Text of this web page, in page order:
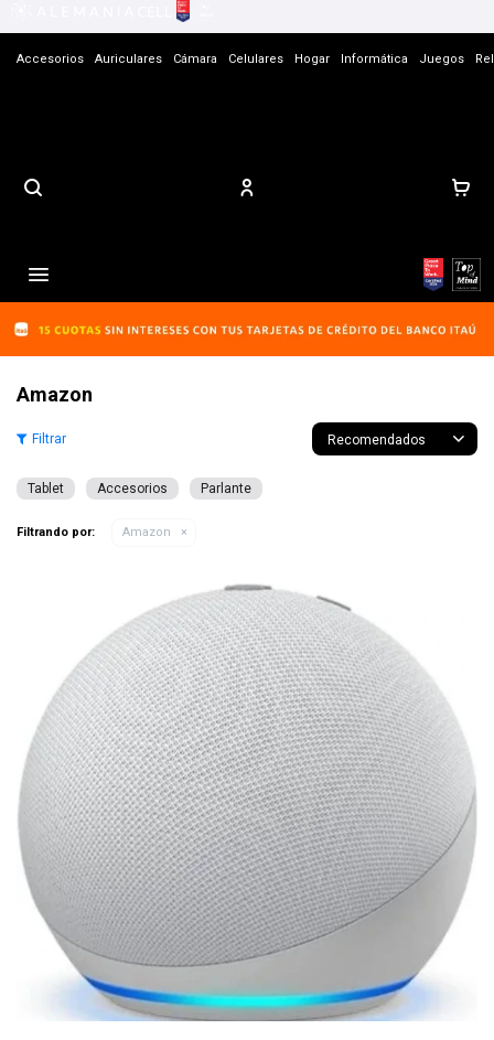
Accesorios Auriculares Cámara Celulares Hogar Informática Juegos

Amazon
Recomendados
Tablet Accesorios Parlante
Filtrando por: Amazon